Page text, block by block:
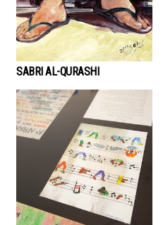
SABRI AL-QURASHI